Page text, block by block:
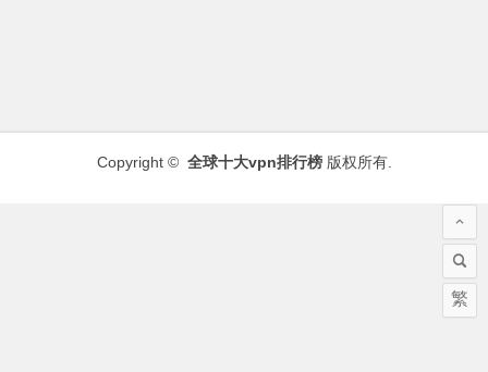
Copyright © 全球十大vpn排行榜版权所有.
繁